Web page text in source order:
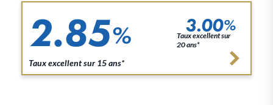
2.85%
Taux excellent sur 15 ans*
3.00%
Taux excellent sur
20 ans*